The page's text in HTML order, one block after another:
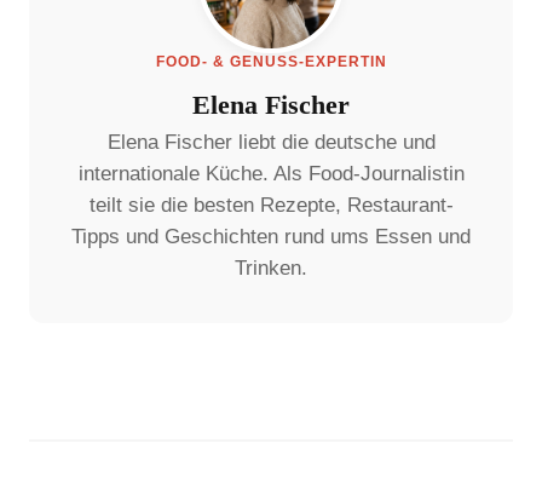
FOOD- & GENUSS-EXPERTIN
Elena Fischer
Elena Fischer liebt die deutsche und
internationale Küche. Als Food-Journalistin
teilt sie die besten Rezepte, Restaurant-
Tipps und Geschichten rund ums Essen und
Trinken.